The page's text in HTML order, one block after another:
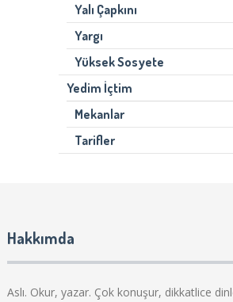
Yalı Çapkını
Yargı
Yüksek Sosyete
Yedim İçtim
Mekanlar
Tarifler
Hakkımda
Aslı. Okur, yazar. Çok konuşur, dikkatlice